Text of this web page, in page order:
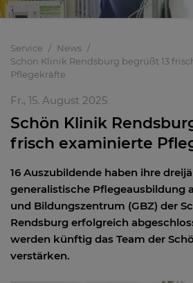
Service
News
Schön Klinik Rendsburg begrüßt 13
Pflegekräfte
Fr., 15. August 2025
Schön Klinik
frisch examinierte
16 Auszubildende haben ihre
generalistische Pflegeausbildung
und Bildungszentrum (GBZ) der
Rendsburg erfolgreich
werden künftig das Team der
verstärken.